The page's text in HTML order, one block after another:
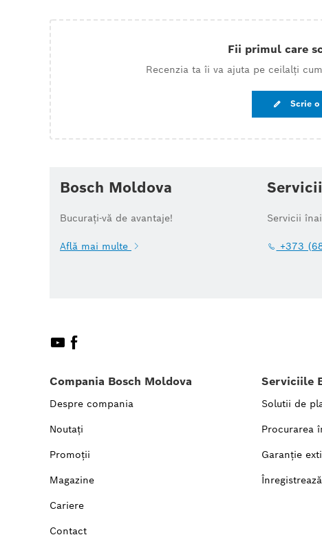
Fii primul care
Recenzia ta îi va ajuta pe ceilalți
Scrie o
Bosch Moldova
Bucurați-vă de avantaje!
Află mai multe
Servicii
+373
Compania Bosch Moldova
Despre compania
Noutați
Promoții
Magazine
Cariere
Contact
Serviciile
Solutii de
Procurarea
Garanție